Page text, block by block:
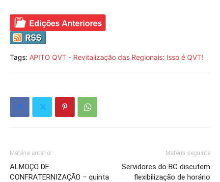
Tags: APITO QVT - Revitalização das Regionais: Isso é QVT!
Matéria anterior
ALMOÇO DE
CONFRATERNIZAÇÃO – quinta
Matéria seguinte
Servidores do BC discutem
flexibilização de horário